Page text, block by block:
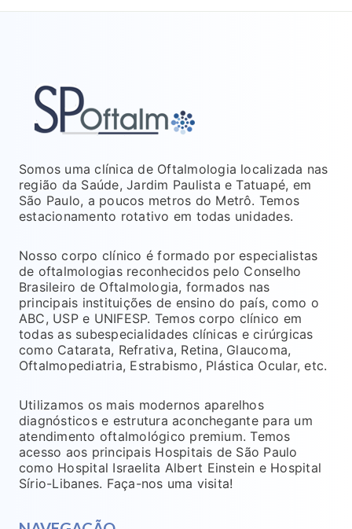
Somos uma clínica de Oftalmologia localizada nas
região da Saúde, Jardim Paulista e Tatuapé, em
São Paulo, a poucos metros do Metrô. Temos
estacionamento rotativo em todas unidades.
Nosso corpo clínico é formado por especialistas
de oftalmologias reconhecidos pelo Conselho
Brasileiro de Oftalmologia, formados nas
principais instituições de ensino do país, como o
ABC, USP e UNIFESP. Temos corpo clínico em
todas as subespecialidades clínicas e cirúrgicas
como Catarata, Refrativa, Retina, Glaucoma,
Oftalmopediatria, Estrabismo, Plástica Ocular, etc.
Utilizamos os mais modernos aparelhos
diagnósticos e estrutura aconchegante para um
atendimento oftalmológico premium. Temos
acesso aos principais Hospitais de São Paulo
como Hospital Israelita Albert Einstein e Hospital
Sírio-Libanes. Faça-nos uma visita!